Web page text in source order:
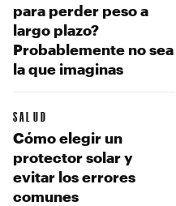
para perder peso a
largo plazo?
Probablemente no sea
la que imaginas
SALUD
Cómo elegir un
protector solar y
evitar los errores
comunes